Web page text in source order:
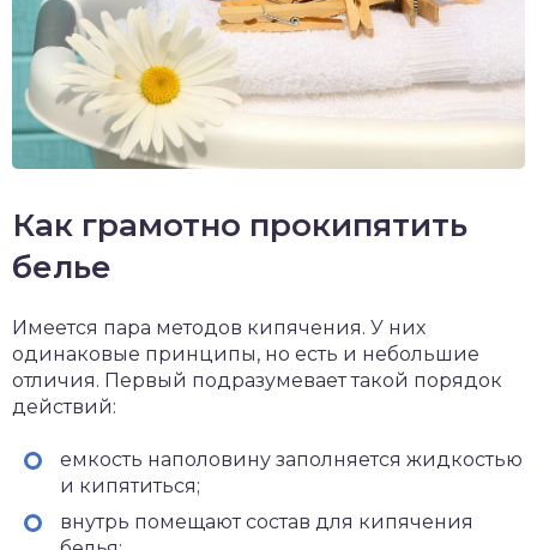
Как грамотно прокипятить
белье
Имеется пара методов кипячения. У них
одинаковые принципы, но есть и небольшие
отличия. Первый подразумевает такой порядок
действий:
емкость наполовину заполняется жидкостью
и кипятиться;
внутрь помещают состав для кипячения